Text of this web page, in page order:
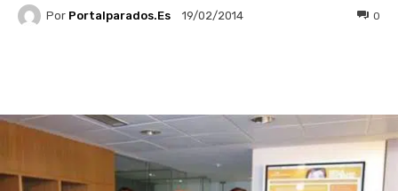
Por Portalparados.es 19/02/2014 0